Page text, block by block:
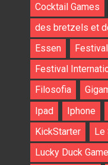
Cocktail Games
des bretzels et
Essen
Festival
Festival
Filosofia
Ipad
Iphone
KickStarter
Le
Lucky Duck